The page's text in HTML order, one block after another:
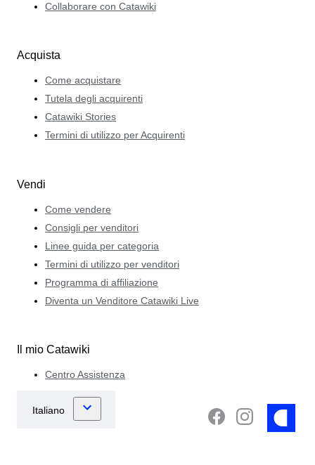
Collaborare con Catawiki
Acquista
Come acquistare
Tutela degli acquirenti
Catawiki Stories
Termini di utilizzo per Acquirenti
Vendi
Come vendere
Consigli per venditori
Linee guida per categoria
Termini di utilizzo per venditori
Programma di affiliazione
Diventa un Venditore Catawiki Live
Il mio Catawiki
Centro Assistenza